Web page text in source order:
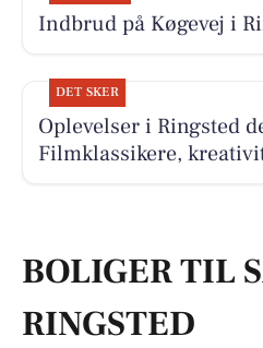
Indbrud på Køgevej i
DET SKER
Oplevelser i Ringsted
Filmklassikere,
BOLIGER TIL
RINGSTED